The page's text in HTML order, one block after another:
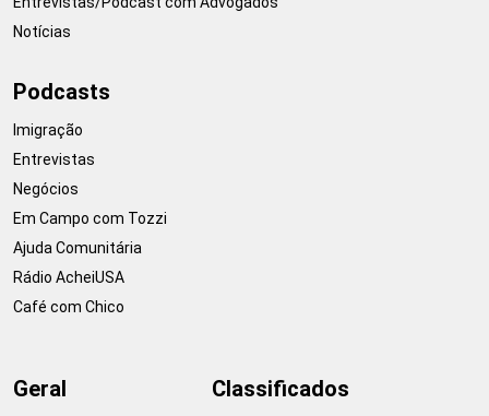
Notícias
Podcasts
Imigração
Entrevistas
Negócios
Em Campo com Tozzi
Ajuda Comunitária
Rádio AcheiUSA
Café com Chico
Geral Classificados